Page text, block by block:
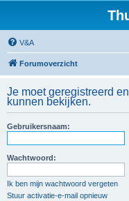
V&A
Forumoverzicht
Je moet geregistreerd
kunnen bekijken.
Gebruikersnaam:
Wachtwoord:
Ik ben mijn wachtwoord vergeten
Stuur activatie-e-mail opnieuw